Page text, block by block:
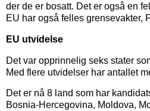
der de er bosatt. Det er også en
EU har også felles grensevakter,
EU utvidelse
Det var opprinnelig seks stater
Med flere utvidelser har antallet
Det er nå 8 land som har
Bosnia-Hercegovina, Moldova,